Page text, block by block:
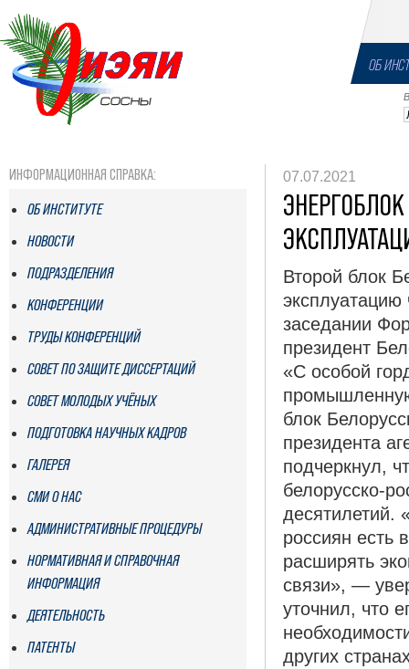
ОБ
ИНФОРМАЦИОННАЯ СПРАВКА:
ОБ ИНСТИТУТЕ
НОВОСТИ
ПОДРАЗДЕЛЕНИЯ
КОНФЕРЕНЦИИ
ТРУДЫ КОНФЕРЕНЦИЙ
СОВЕТ ПО ЗАЩИТЕ ДИССЕРТАЦИЙ
СОВЕТ МОЛОДЫХ УЧЁНЫХ
ПОДГОТОВКА НАУЧНЫХ КАДРОВ
ГАЛЕРЕЯ
СМИ О НАС
АДМИНИСТРАТИВНЫЕ ПРОЦЕДУРЫ
НОРМАТИВНАЯ И СПРАВОЧНАЯ
ИНФОРМАЦИЯ
ДЕЯТЕЛЬНОСТЬ
ПАТЕНТЫ
07.07.2021
Второй блок
заседании
президент
«С особой
блок
президента
подчеркнул,
белорусско-
десятилетий.
россиян есть
расширять
связи», —
уточнил, что
других